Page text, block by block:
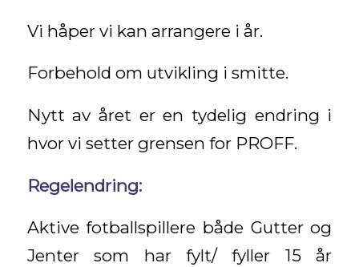
Vi håper vi kan arrangere i år.
Forbehold om utvikling i smitte.
Nytt av året er en tydelig endring i
hvor vi setter grensen for PROFF.
Regelendring:
Aktive fotballspillere både Gutter og
Jenter som har fylt/ fyller 15 år